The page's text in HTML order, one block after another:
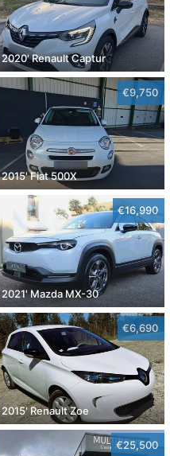
2020' Renault Captur
€9,750
2015' Fiat 500X
€16,990
2021' Mazda MX-30
€6,690
2015' Renault Zoe
€25,500